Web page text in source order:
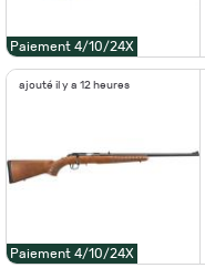
Paiement 4/10/24X
ajouté il y a 12 heures
Paiement 4/10/24X